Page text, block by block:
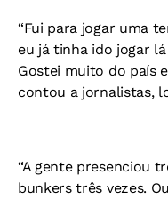
“Fui para jogar uma
eu já tinha ido jogar
Gostei muito do país
contou a jornalistas,
“A gente presenciou
bunkers três vezes.